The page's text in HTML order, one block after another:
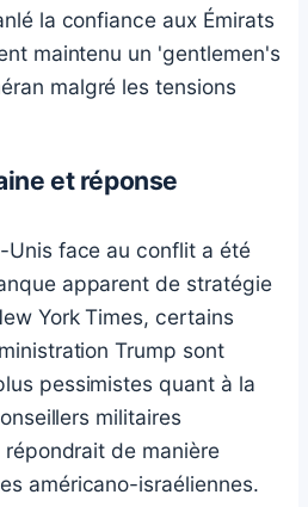
la confiance aux Émirats
maintenu un 'gentlemen's
malgré les tensions
et réponse
Unis face au conflit a été
apparent de stratégie
York Times, certains
Trump sont
pessimistes quant à la
militaires
de manière
américano-israéliennes.